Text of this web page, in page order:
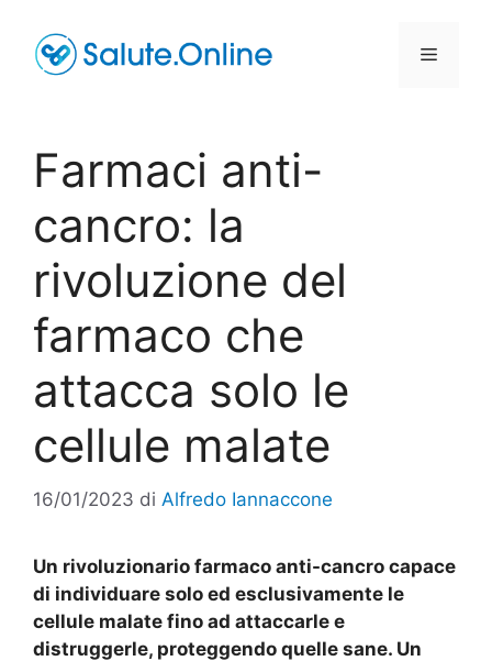
contenuto
Menu
Farmaci anti-
cancro: la
rivoluzione del
farmaco che
attacca solo le
cellule malate
16/01/2023 di Alfredo Iannaccone
Un rivoluzionario farmaco anti-cancro capace
di individuare solo ed esclusivamente le
cellule malate fino ad attaccarle e
distruggerle, proteggendo quelle sane. Un